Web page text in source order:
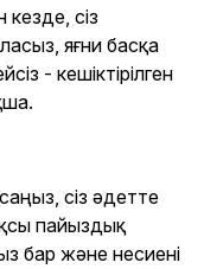
сіз
яғни басқа
- кешіктірілген
сіз әдетте
пайыздық
бар және несиені